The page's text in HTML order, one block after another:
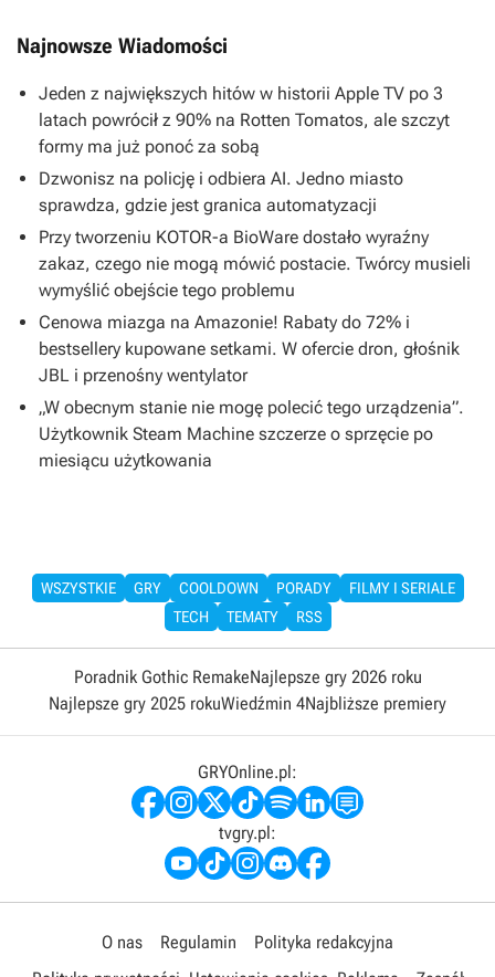
Najnowsze Wiadomości
Jeden z największych hitów w historii Apple TV po 3
latach powrócił z 90% na Rotten Tomatos, ale szczyt
formy ma już ponoć za sobą
Dzwonisz na policję i odbiera AI. Jedno miasto
sprawdza, gdzie jest granica automatyzacji
Przy tworzeniu KOTOR-a BioWare dostało wyraźny
zakaz, czego nie mogą mówić postacie. Twórcy musieli
wymyślić obejście tego problemu
Cenowa miazga na Amazonie! Rabaty do 72% i
bestsellery kupowane setkami. W ofercie dron, głośnik
JBL i przenośny wentylator
„W obecnym stanie nie mogę polecić tego urządzenia”.
Użytkownik Steam Machine szczerze o sprzęcie po
miesiącu użytkowania
WSZYSTKIE GRY COOLDOWN PORADY
FILMY I SERIALE
TECH
TEMATY RSS
Poradnik Gothic RemakeNajlepsze gry 2026 roku
Najlepsze gry 2025 rokuWiedźmin 4Najbliższe premiery
GRYOnline.pl:
tvgry.pl:
O nas Regulamin
Polityka redakcyjna